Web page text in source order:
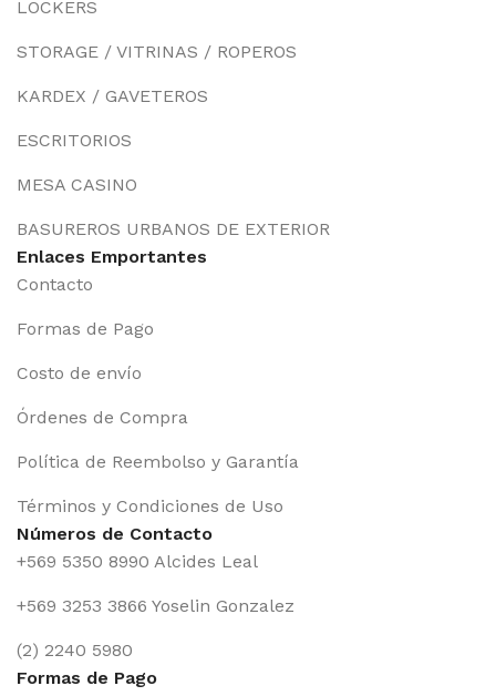
LOCKERS
STORAGE / VITRINAS / ROPEROS
KARDEX / GAVETEROS
ESCRITORIOS
MESA CASINO
BASUREROS URBANOS DE EXTERIOR
Enlaces Emportantes
Contacto
Formas de Pago
Costo de envío
Órdenes de Compra
Política de Reembolso y Garantía
Términos y Condiciones de Uso
Números de Contacto
+569 5350 8990 Alcides Leal
+569 3253 3866 Yoselin Gonzalez
(2) 2240 5980
Formas de Pago